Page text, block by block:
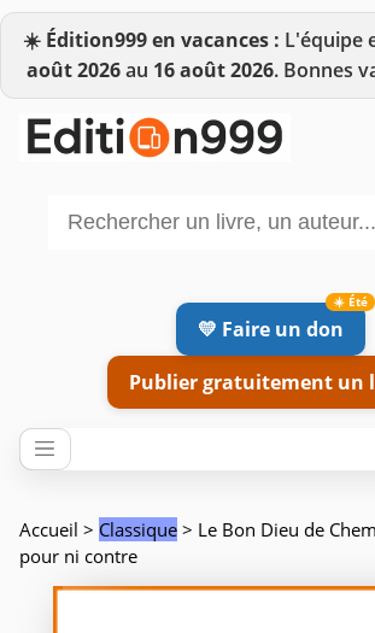
☀️ Édition999 en vacances : L'équipe
août 2026au 16 août 2026. Bonnes
💛 Faire un don
Publier gratuitement un
Accueil > Classique > Le Bon Dieu de
pour ni contre